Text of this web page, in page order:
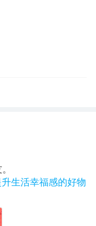
生活幸福感的好物